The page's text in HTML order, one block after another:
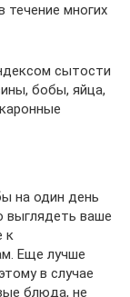
течение многих
сытости
бобы, яйца,
на один день
выглядеть ваше
к
Еще лучше
в случае
блюда, не